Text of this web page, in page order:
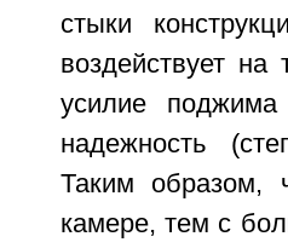
стыки
воздействует
усилие
надежность
Таким образом,
камере, тем с